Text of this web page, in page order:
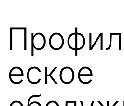
еское